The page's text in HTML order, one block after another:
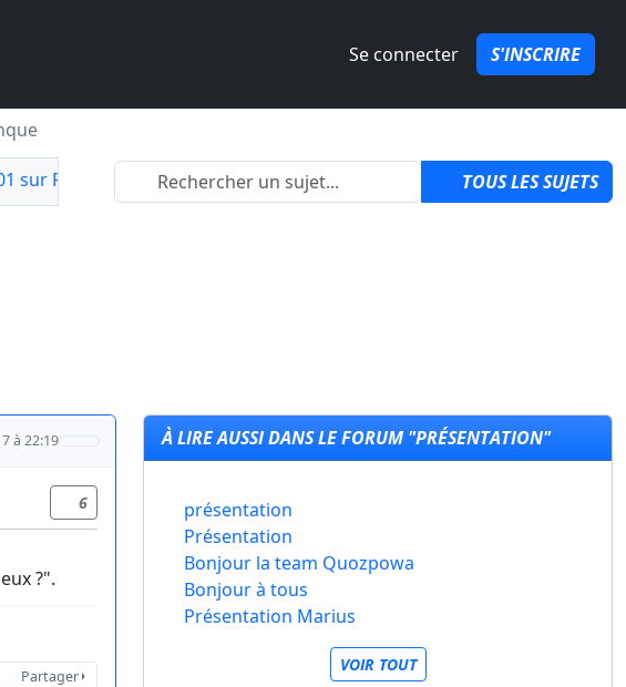
Se connecter S'INSCRIRE
sur Forza Horizon 6 ?par QuozPowa TOUS LES SUJETS
à 22:19
6
?".
Partager
À LIRE AUSSI DANS LE FORUM "PRÉSENTATION"
présentation
Présentation
Bonjour la team Quozpowa
Bonjour à tous
Présentation Marius
VOIR TOUT